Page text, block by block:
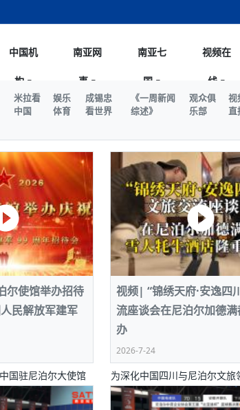
震源深度
空难赔偿
重度用户需
展缓慢 逾
法 强调财
快达成协
9人死亡
意全面解
违规违纪行
、交通全
济一路向前
促日方彻
级地震 全
单向发展
车垄断当
目遇阻 万亿
划” 每日诞生
本市场高层
坚持一个
亡
宁愿返俄
尼大使 释
“睦”“联”
何照亮区域
为“抢着报”
亟需凝聚
泊尔困局根
性看待施
政引争议
使用提升区
穿越千年
佳丽同台温
远、黎家盈
，春意满盈
要指示为新
会在首尔举
大型集会
伤 蛇咬、山
热演 以色
竞争力
正为中东战
尔首都加德满都正式开幕 《大
琪接受南亚网视
掌舵人巫兴贵的非凡之路
先生
报道十二丨南亚网视专访尼
哈利仕博士
报道十一丨南亚网视专访尼
统会 会长
中国城市更新如何在存量中破
者警告：日本正图谋南下将菲
员比肯·K·达瓦迪莉莉·塔帕：
机：政策脱离民生
高塔姆履职百日谈：大刀阔斧
政治传承
迈向产业链深度融合——访塞
代日
--专访尼泊尔华侨友好医院创
泊尔的咖啡梦想
微电影《一缕阳光》
汕微电影《新生活》
电影《少年突击队》
电影《我们的答案》
集电视剧《山海情》尼语版 第二十二集
集电视剧《山海情》尼语版 第二十集
集电视剧《山海情》尼语版 第十九集
集电视剧《山海情》尼语版 第十八集
录片丨喜马拉雅情缘系列之北大的奥妮卡
录片丨喜马拉雅情缘系列之博克拉的“中江表哥”
录片丨喜马拉雅情缘系列之尼泊尔“老广”杰克
录片丨喜马拉雅情缘系列之幸福的“中间人”
录片丨喜马拉雅情缘系列之弄堂里的尼泊尔餐厅
制专属纸巾，助力品牌形象升级｜A.B.C.paper
泊尔定制服务
尼泊尔锐达股份有限公司——合成轻钢树脂瓦
萨货运双线开通！响应全球，携手开启新篇章
亚网视新闻会客厅片头
域味蕾碰撞 瞬间穿越故乡——汉源餐厅
集微短剧《爱在加德满都》第2集
集微短剧《爱在加德满都》第1集
集热潮席卷尼泊尔影坛：是故事延续还是单纯逐
？
泊尔纪录片《从零到8848》亚特兰大首映 聚焦
短登顶路线与气候议题
《中尼一家亲》微短剧主创首聚 共绘 “一带一路”
《Jerry on Top》在尼泊尔开拍，父子档首同台引
待
头条
孟加拉国东南部暴雨引发洪灾滑坡 44人遇难超百
万人受困 救援受阻
孟加拉国暴发数十年来最严重麻疹疫情 死亡儿童
孟加拉国宣布2月举行议会选举 为去年政治动荡
首次全国投票
孟加拉国调整进口政策，服装制造商预计出口额
额外增加50亿美元
孟加拉国登革热死亡病例升至283例，专家预警
月后仍处高风险期
人 芒果促进中孟贸易关系
“中国正在帮助孟加拉国实现梦想”（共创繁荣发展
新时代）
王炯会见孟加拉国北达卡市市长阿提库·伊斯拉姆
奇葩的孟加拉：女性执政，性交易却合法化，工
每天流汗又流血
“如果我没有戒酒，我就不可能成为一名作家”
北京希望吸引更多孟加拉国游客来中国旅游
孟加拉旅游产业现状
卡拉姆·阿里90 岁高龄仍不戴眼镜看报纸
育 巴基斯坦世界最佳保龄球阵容：阿夫里迪
孟加拉国世界杯任务开始
穆斯塔菲兹在上一场比赛中创保龄球胜利纪录
谢哈布丁当选孟加拉国新任总统
12月28日孟加拉国首条轻轨正式开通
康 港媒：榴莲成为中国年轻消费者时尚选择
达卡周六早上空气质量中等
“Vinnata”品牌开启征程
孟加拉国第一座现代化大型污水处理厂竣工 中
方：“一带一路”倡议造福伙伴国又一例证
“中国正在帮助孟加拉国实现梦想”
谈
国家电投五凌电力控股的孟加拉国首个综合智慧
源项目开工
历史首次！孟加拉帕德玛大桥铁路连接线传来好
息
李尚福会见孟加拉国海军参谋长
孟加拉国表示，缅甸必须为罗兴亚人的遣返建立信
闻 嫦娥六号暴雨中起飞，诠释嫦娥奔月之美！
南亚网视祝大家新年快乐：砥砺前行，再创辉煌
视频 | 美丽的村庄“多拉乐加特”
中国民族音乐会走进尼泊尔 金钟之星民乐团带来
加拉
专访：世界贸易组织官员关注孟加拉国脱离最不
达国家平稳过渡
孟加拉国反对派不参加下届大选
投资孟加拉国以帮助它到 2041 年成为发达国家
沙特阿拉伯与孟加拉国签署合作协议，成立联合商
业委员会
在一个变暖的世界里，孟加拉国的服装业能“不受
气候影响”吗？
中国机
构 中国驻尼使馆
尼泊尔雨季将至灾害风险攀升 中
疫重要提醒
张茂明大使拜会尼泊尔联邦院新
外交部发言人就尼泊尔联邦议会
问
张茂明大使拜会尼泊尔外秘拉伊
中国文化中心
“我和中国的故事——庆祝尼泊尔
立十周年”征文系列之一：中国是
“我和中国的故事——庆祝尼泊尔
铭记历史守望和平｜“我的南京”主
中国文化中心隆重开幕
柏林中国文化中心举办诗歌诵读
天》
斯里兰卡中国文化中心图书馆正式
展，共筑数字未来
南亚网视“2026年新年恭贺视频”
向在尼中资机构及企业）
中铁二局尼泊尔军方公路十标项
激情 篝火欢歌庆元旦
南航与文旅机构共庆中国旅游日
作
绿茵驰骋展英姿 白衣守护践仁
中尼友谊足球赛
华侨华人协会
香港职业生涯协会访尼：聚焦“一
业故事
尼泊尔蓝毗尼首届“国际和平节”
尼泊尔首届“中国新年”系列庆祝活
青海省玉树藏族自治州商务考察
尼泊尔武术运动员今日启程赴中
赛前强化训练和交流学习
加大孔子学院
第25届“汉语桥”世界大学生中文
选赛圆满落幕
“汉语桥”尼泊尔赛区决赛圆满落
莎摘得桂冠
第24届“汉语桥”尼泊尔赛区决赛收
庆山夺冠
加大孔院举办“儒韵华彩”文化周
新篇章
第十七届“汉语桥” 第四届“汉语秀”
特大孔子学院
特里布文大学孔子学院作品 荣获
频征集活动特等奖
第23届“汉语桥”世界大学生中文
区）决赛圆满落幕
重举行
第16届“汉语桥”世界中学生中文
泊尔赛区比赛在加德满都举行
“汉语桥”线上团组项目在尼泊尔开
援尼医疗队
中国援尼医疗队协调捐赠新车 助
院提升服务能力
援尼医疗队首批中医设备及"侨胞
河北第16批援尼医疗队加德满都
侨胞健康
暖流
中国援尼医疗队蓝毗尼义诊：跨
中国在尼企业 拉萨⇌加德满都直飞航班每周一
喜马拉雅航空开通拉萨-加德满都
喜马拉雅航空正式复航重庆=加
南亚网视特别推荐 | 中工国际董
民网专访
尼泊尔上马相迪A水电站成功应对
验
南亚网
事
喜马拉雅地缘
响1962年中印
甘肃庆阳二十
散记丨八载风
尼泊尔廓尔喀
织
千年典籍赋能
《佛国记》于蓝
娱乐﹒体育 特朗普为世界
班牙包揽三大
中国动画产业
享年101岁，
“苏超”冠军奖杯
事
全球首个！马
生死时速！毒
英媒：不要把
冬天，真不建
胖）
本网原创
长篇历史小说
卷·双脉合流：
长篇历史小说
卷·双脉合流：
长篇历史小说
卷·双脉合流：
长篇历史小说
长篇历史小说
卷·双脉合流：
中国驻尼使馆
（成都大运会
证中国发展奇迹
大运会给成都
成都大运会｜
成都大运会：
尼泊尔18名大
杭州亚运会 境外媒体：杭
潮评丨“史上最
“心向远方”？
印度代表队奖
东京奥运会跳
会前的奥运会”
南亚七
国
尼泊尔新闻
孟加拉国新闻
斯里兰卡新闻
马尔代夫新闻
不丹新闻
视频在
线
新
中国
米
观
米拉看
中国
娱乐
体育
成锡忠
看世界
《一周新闻
综述》
观众俱
乐部
视
直
尔使馆举办招待
民解放军建军
国驻尼泊尔大使馆
场招待会，热烈庆
99周年。活动汇聚
视频| “锦绣天府·安逸四
流座谈会在尼泊尔加德
办
2026-7-24
为深化中国四川与尼泊尔文旅
作、增进两地人文交流，由四
旅游厅主办的中国（四川）—